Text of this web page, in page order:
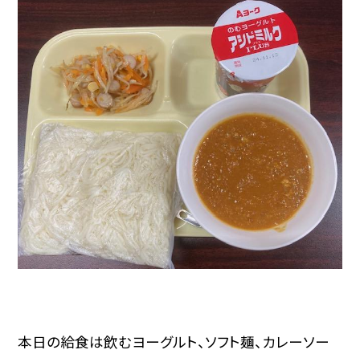
本日の給食は飲むヨーグルト、ソフト麺、カレーソー